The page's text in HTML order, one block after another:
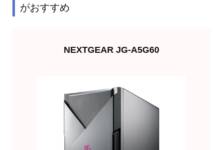
がおすすめ
NEXTGEAR JG-A5G60